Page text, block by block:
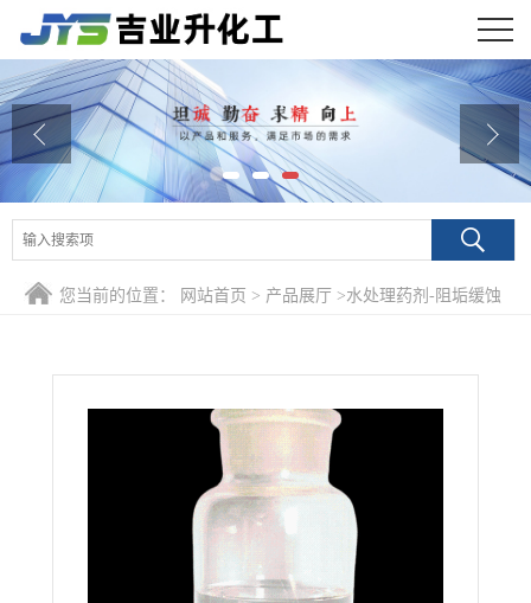
公司首页
公司介绍
公司动态
产品展厅
证书荣誉
在线留言
您当前的位置： 网站首页 > 产品展厅 >水处理药剂-阻垢缓蚀